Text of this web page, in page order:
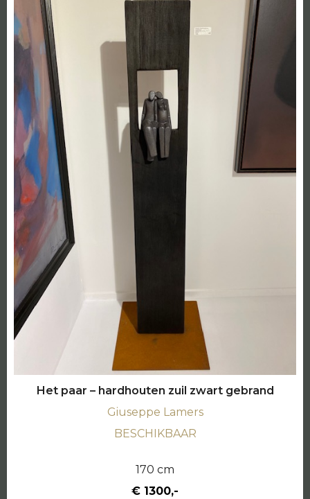
Het paar – hardhouten zuil zwart gebrand
Giuseppe Lamers
BESCHIKBAAR
170 cm
€ 1300,-